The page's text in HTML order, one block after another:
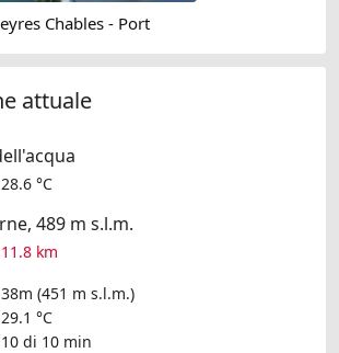
Chables - Port
attuale
28.6 °C
489 m s.l.m.
11.8 km
38m (451 m s.l.m.)
29.1 °C
10 di 10 min